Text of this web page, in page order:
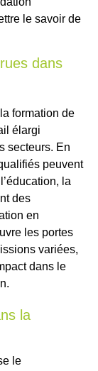
le savoir de
dans
formation de
élargi
secteurs. En
peuvent
la
des
en
les portes
variées,
dans le
la
le